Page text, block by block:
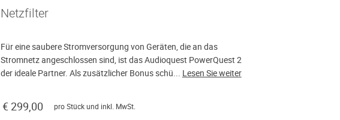
Netzfilter
Für eine saubere Stromversorgung von Geräten, die an das
Stromnetz angeschlossen sind, ist das Audioquest PowerQuest 2
der ideale Partner. Als zusätzlicher Bonus schü... Lesen Sie weiter
€ 299,00 pro Stück und inkl. MwSt.